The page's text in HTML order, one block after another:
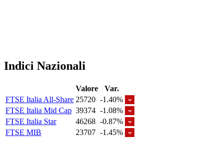
Indici Nazionali
Valore
Var.
FTSE Italia All-Share 25720 -1.40%
FTSE Italia Mid Cap 39374 -1.08%
FTSE Italia Star
46268 -0.87%
FTSE MIB
23707 -1.45%